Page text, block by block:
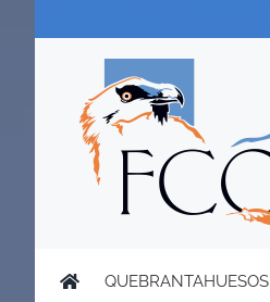
QUEBRANTAHUESOS